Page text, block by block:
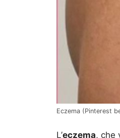
Eczema (Pinterest
L’eczema, che